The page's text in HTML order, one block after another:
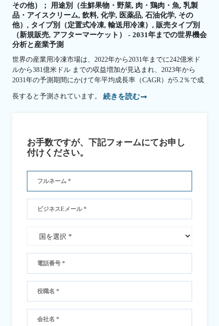
その他）； 用途別（生鮮果物・野菜, 肉・鶏肉・魚, 乳製
品・アイスクリーム, 飲料, 化学, 医薬品, 石油化学, その
他）, タイプ別（定置式冷凍, 輸送用冷凍）, 販売タイプ別
（新規販売, アフターマーケット） - 2031年までの世界機会
分析と産業予測
世界の産業用冷凍市場は、2022年から2031年までに242億米ド
ルから381億米ドル までの収益増加が見込まれ、2023年から
2031年の予測期間にかけて年平均成長率（CAGR）が5.2％で成
長すると予測されています。 続きを読む
お手数ですが、下記フォームにてお申し
付けください。